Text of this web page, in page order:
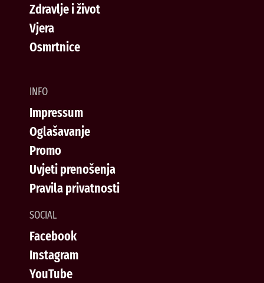
Zdravlje i život
Vjera
Osmrtnice
INFO
Impressum
Oglašavanje
Promo
Uvjeti prenošenja
Pravila privatnosti
SOCIAL
Facebook
Instagram
YouTube